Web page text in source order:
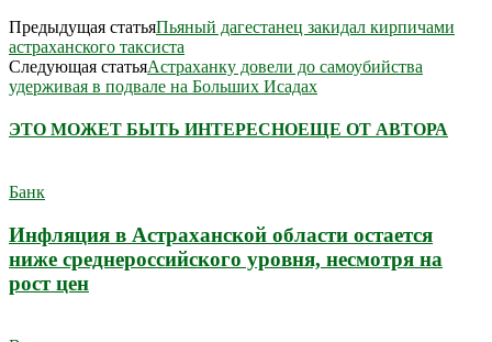
Предыдущая статьяПьяный дагестанец закидал кирпичами
астраханского таксиста
Следующая статьяАстраханку довели до самоубийства
удерживая в подвале на Больших Исадах
ЭТО МОЖЕТ БЫТЬ ИНТЕРЕСНОЕЩЕ ОТ АВТОРА
Банк
Инфляция в Астраханской области остается
ниже среднероссийского уровня, несмотря на
рост цен